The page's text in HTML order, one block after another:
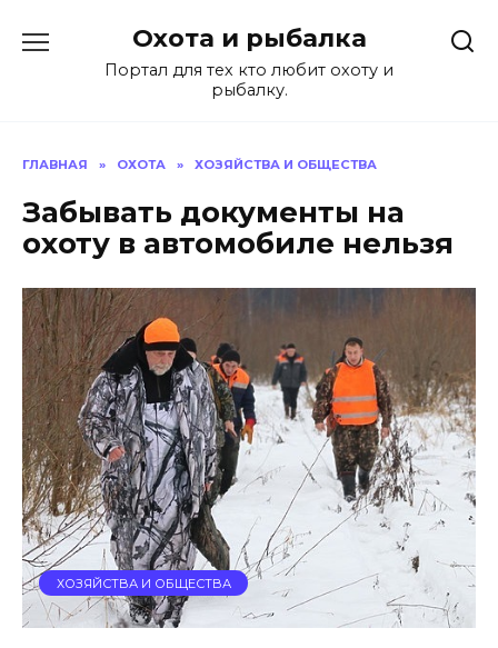
содержанию
Охота и рыбалка
Портал для тех кто любит охоту и
рыбалку.
ГЛАВНАЯ » ОХОТА » ХОЗЯЙСТВА И ОБЩЕСТВА
Забывать документы на
охоту в автомобиле нельзя
ХОЗЯЙСТВА И ОБЩЕСТВА